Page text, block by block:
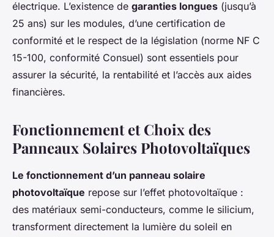
électrique. L’existence de garanties longues (jusqu’à
25 ans) sur les modules, d’une certification de
conformité et le respect de la législation (norme NF C
15-100, conformité Consuel) sont essentiels pour
assurer la sécurité, la rentabilité et l’accès aux aides
financières.
Fonctionnement et Choix des
Panneaux Solaires Photovoltaïques
Le fonctionnement d’un panneau solaire
photovoltaïque repose sur l’effet photovoltaïque :
des matériaux semi-conducteurs, comme le silicium,
transforment directement la lumière du soleil en